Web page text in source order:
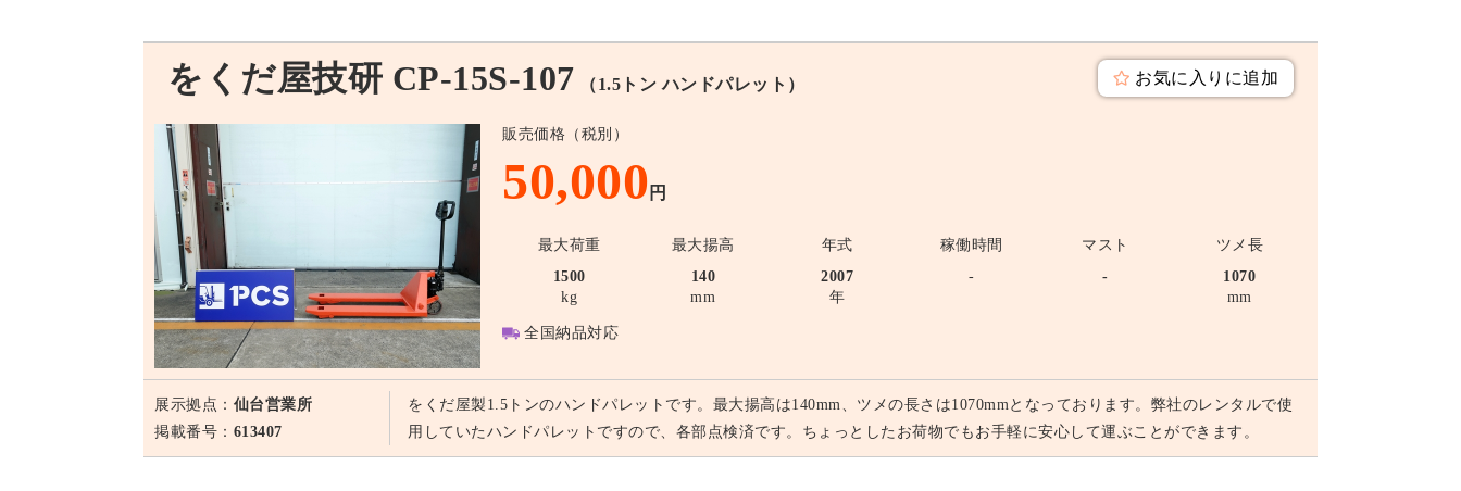
をくだ屋技研 CP-15S-107 （1.5トン ハンドパレット） お気に入りに追加
販売価格（税別）
50,000 円
最大荷重 最大揚高 年式 稼働時間 マスト
ツメ長
1500
kg
140
mm
2007
年
- -
1070
mm
全国納品対応
展示拠点： 仙台営業所
掲載番号： 613407
をくだ屋製1.5トンのハンドパレットです。最大揚高は140mm、ツメの長さは1070mmとなっております。弊社のレンタルで使
用していたハンドパレットですので、各部点検済です。ちょっとしたお荷物でもお手軽に安心して運ぶことができます。